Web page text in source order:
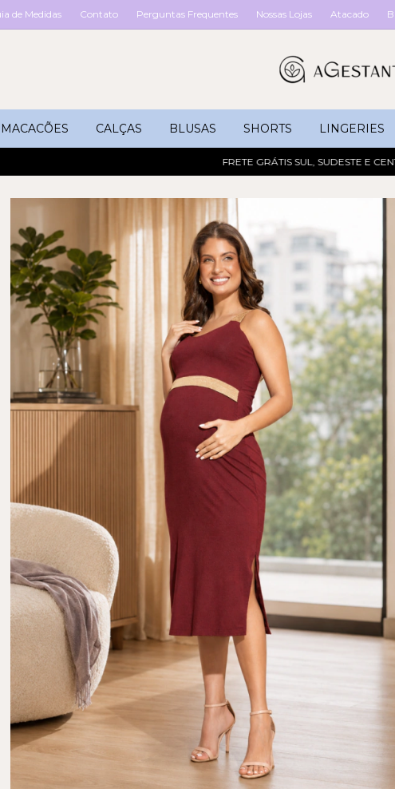
de Medidas Contato Perguntas Frequentes Nossas Lojas Atacado
MACACÕES CALÇAS BLUSAS SHORTS LINGERIES
FRETE GRÁTIS SUL, SUDESTE E